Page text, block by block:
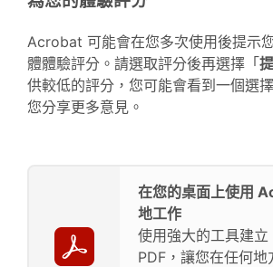
Acrobat 可能會在您多次使用後提示
體體驗評分。請選取評分後再選擇「
供較低的評分，您可能會看到一個選
您分享更多意見。
在您的桌面上使用
地工作
使用強大的工具建
PDF，讓您在任何地